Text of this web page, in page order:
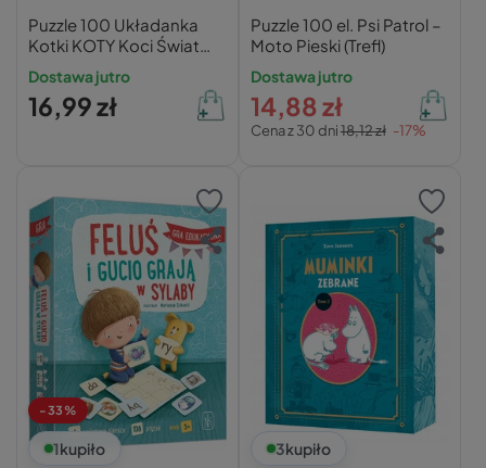
Puzzle 100 Układanka
Kotki KOTY Koci Świat
Kocięta Kot 5+ Trefl
16420
Dostawa jutro
16,99 zł
Puzzle 100 el. Psi Patrol –
Moto Pieski (Trefl)
Dostawa jutro
Cena z 30 dni18,12 zł -17%
14,88 zł
-33%
1kupiło 3kupiło